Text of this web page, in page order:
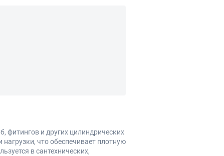
фитингов и других цилиндрических
что обеспечивает плотную
в сантехнических,